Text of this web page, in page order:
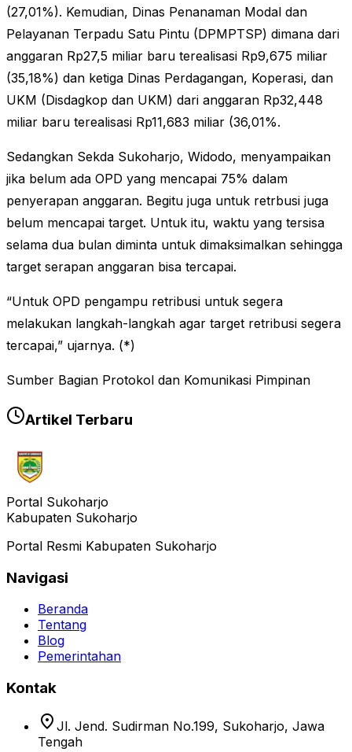
(27,01%). Kemudian, Dinas Penanaman Modal dan
Pelayanan Terpadu Satu Pintu (DPMPTSP) dimana dari
anggaran Rp27,5 miliar baru terealisasi Rp9,675 miliar
(35,18%) dan ketiga Dinas Perdagangan, Koperasi, dan
UKM (Disdagkop dan UKM) dari anggaran Rp32,448
miliar baru terealisasi Rp11,683 miliar (36,01%.
Sedangkan Sekda Sukoharjo, Widodo, menyampaikan
jika belum ada OPD yang mencapai 75% dalam
penyerapan anggaran. Begitu juga untuk retrbusi juga
belum mencapai target. Untuk itu, waktu yang tersisa
selama dua bulan diminta untuk dimaksimalkan sehingga
target serapan anggaran bisa tercapai.
“Untuk OPD pengampu retribusi untuk segera
melakukan langkah-langkah agar target retribusi segera
tercapai,” ujarnya. (*)
Sumber Bagian Protokol dan Komunikasi Pimpinan
Artikel Terbaru
Portal Sukoharjo
Kabupaten Sukoharjo
Portal Resmi Kabupaten Sukoharjo
Navigasi
Beranda
Tentang
Blog
Pemerintahan
Kontak
location_on Jl. Jend. Sudirman No.199, Sukoharjo, Jawa
Tengah